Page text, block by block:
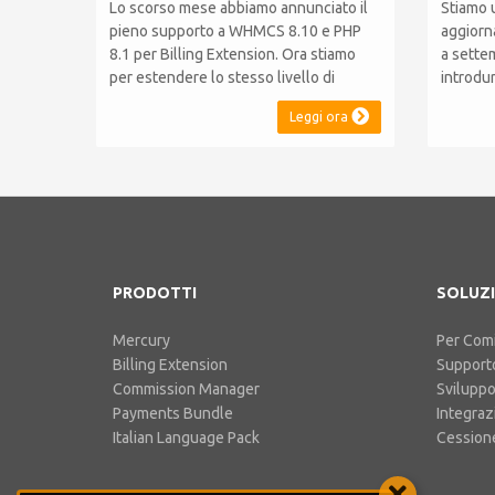
Lo scorso mese abbiamo annunciato il
pieno supporto a WHMCS 8.10 e PHP
8.1 per Billing Extension. Ora stiamo
per estendere lo stesso livello di
compatibilità a Commission Manager e
Mercury, rispettivamente al loro 9° e 6°
che introduce il supporto a PHP 8.2.
Leggi ora
Stiamo
a
PRODOTTI
Mercury
Billing Extension
Commission Manager
Payments Bundle
Italian Language Pack
Per
Sviluppo